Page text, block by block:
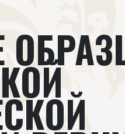
Всемирное общество
Новости
Подкасты
Видеолекторий